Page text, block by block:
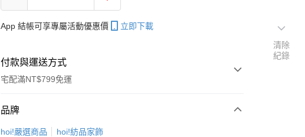
App 結帳可享專屬活動優惠價 立即下載
付款與運送方式
宅配滿NT$799免運
付款方式
信用卡一次付款
品牌
hoi!嚴選商品 hoi!紡品家飾
清除
紀錄